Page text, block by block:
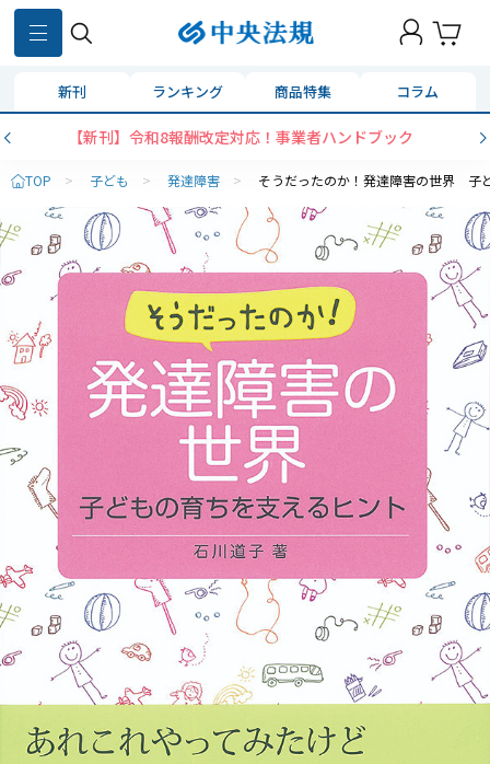
新刊 ランキング 商品特集 コラム
【新刊】令和8報酬改定対応！事業者ハンドブック
TOP > 子ども > 発達障害 > そうだったのか！発達障害の世界 子